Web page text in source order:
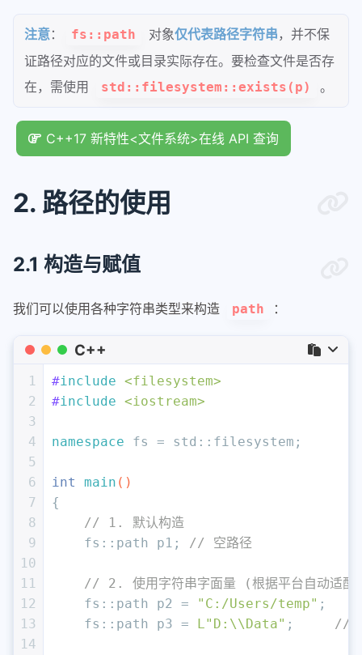
注意： fs::path 对象仅代表路径字符串 ，并不保
证路径对应的文件或目录实际存在。要检查文件是否存
在，需使用
std::filesystem::exists(p) 。
C++17 新特性<文件系统>在线 API 查询
2. 路径的使用
2.1 构造与赋值
我们可以使用各种字符串类型来构造 path ：
C++
1
2
3
4
5
6
7
8
9
10
11
12
13
14
#include <filesystem>
#include <iostream>
namespace fs = std::filesystem;
int main ()
{
// 1. 默认构造
    fs::path p1;
// 空路径
// 2. 使用字符串字面量 (根据平台自动适配
    fs::path p2 =
"C:/Users/temp" ;
    fs::path p3 =
L"D:\\Data" ; //